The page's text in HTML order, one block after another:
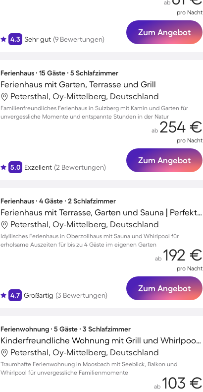
4.3 Sehr gut (9 Bewertungen)
ab
pro Nacht
Zum Angebot
Ferienhaus ∙ 15 Gäste ∙ 5 Schlafzimmer
Ferienhaus mit Garten, Terrasse und Grill
Petersthal, Oy-Mittelberg, Deutschland
Familienfreundliches Ferienhaus in Sulzberg mit Kamin und Garten für
unvergessliche Momente und entspannte Stunden in der Natur
5.0 Exzellent (2 Bewertungen)
ab 254 €
pro Nacht
Zum Angebot
Ferienhaus ∙ 4 Gäste ∙ 2 Schlafzimmer
Ferienhaus mit Terrasse, Garten und Sauna | Perfekt für die Arbeit von Zuhause
Petersthal, Oy-Mittelberg, Deutschland
Idyllisches Ferienhaus in Oberzollhaus mit Sauna und Whirlpool für
erholsame Auszeiten für bis zu 4 Gäste im eigenen Garten
4.7 Großartig (3 Bewertungen)
ab 192 €
pro Nacht
Zum Angebot
Ferienwohnung ∙ 5 Gäste ∙ 3 Schlafzimmer
Kinderfreundliche Wohnung mit Grill und Whirlpool | Seeblick
Petersthal, Oy-Mittelberg, Deutschland
Traumhafte Ferienwohnung in Moosbach mit Seeblick, Balkon und
Whirlpool für unvergessliche Familienmomente
ab 103 €